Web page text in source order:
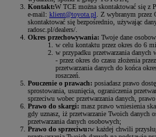
Kontakt:W TCE można skontaktować się z
e-mail: klient@toyota.pl . Z wybranym
skontaktować się bezpośrednio, używając
radosc.pl/dealers/.
Okres przechowywania: Twoje dane
w celu kontaktu przez okres do 6
w przypadku przetwarzania danych
- przez okres do czasu złożenia
przetwarzania danych do końca
roszczeń.
Pouczenie o prawach: posiadasz prawo
sprostowania, usunięcia, ograniczenia
sprzeciwu wobec przetwarzania danych,
Prawo do skargi: masz prawo wniesienia
gdy uznasz, iż przetwarzanie Twoich danych
przetwarzania danych osobowych;
Prawo do sprzeciwu:w każdej chwili